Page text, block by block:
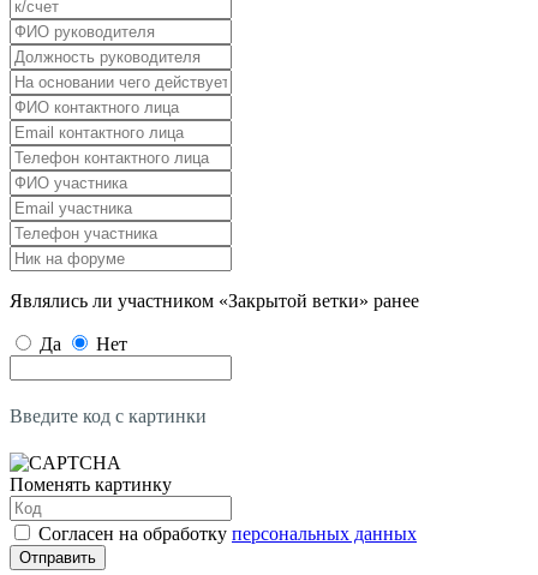
Являлись ли участником «Закрытой ветки» ранее
Да Нет
Введите код с картинки
Поменять картинку
Согласен на обработку персональных данных
Отправить